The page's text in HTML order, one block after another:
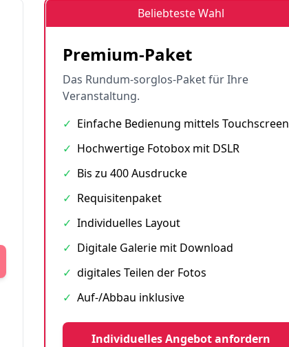
Beliebteste Wahl
Premium-Paket
Das Rundum-sorglos-Paket für Ihre
Veranstaltung.
✓ Einfache Bedienung mittels Touchscreen
✓ Hochwertige Fotobox mit DSLR
✓ Bis zu 400 Ausdrucke
✓ Requisitenpaket
✓ Individuelles Layout
✓ Digitale Galerie mit Download
✓ digitales Teilen der Fotos
✓ Auf-/Abbau inklusive
Individuelles Angebot anfordern